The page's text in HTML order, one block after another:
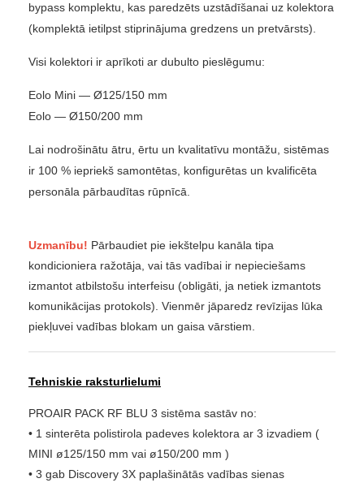
bypass komplektu, kas paredzēts uzstādīšanai uz kolektora
(komplektā ietilpst stiprinājuma gredzens un pretvārsts).
Visi kolektori ir aprīkoti ar dubulto pieslēgumu:
Eolo Mini — Ø125/150 mm
Eolo — Ø150/200 mm
Lai nodrošinātu ātru, ērtu un kvalitatīvu montāžu, sistēmas
ir 100 % iepriekš samontētas, konfigurētas un kvalificēta
personāla pārbaudītas rūpnīcā.
Uzmanību! Pārbaudiet pie iekštelpu kanāla tipa
kondicioniera ražotāja, vai tās vadībai ir nepieciešams
izmantot atbilstošu interfeisu (obligāti, ja netiek izmantots
komunikācijas protokols). Vienmēr jāparedz revīzijas lūka
piekļuvei vadības blokam un gaisa vārstiem.
Tehniskie raksturlielumi
PROAIR PACK RF BLU 3 sistēma sastāv no:
• 1 sinterēta polistirola padeves kolektora ar 3 izvadiem (
MINI ø125/150 mm vai ø150/200 mm )
• 3 gab Discovery 3X paplašinātās vadības sienas